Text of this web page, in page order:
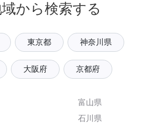
から検索する
東京都 神奈川県
大阪府 京都府
富山県
石川県